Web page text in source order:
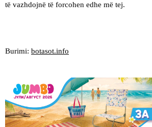
të vazhdojnë të forcohen edhe më tej.
Burimi: botasot.info